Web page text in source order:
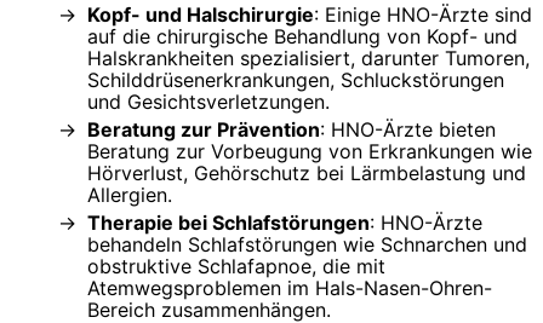
Kopf- und Halschirurgie: Einige HNO-Ärzte sind
auf die chirurgische Behandlung von Kopf- und
Halskrankheiten spezialisiert, darunter Tumoren,
Schilddrüsenerkrankungen, Schluckstörungen
und Gesichtsverletzungen.
Beratung zur Prävention: HNO-Ärzte bieten
Beratung zur Vorbeugung von Erkrankungen wie
Hörverlust, Gehörschutz bei Lärmbelastung und
Allergien.
Therapie bei Schlafstörungen: HNO-Ärzte
behandeln Schlafstörungen wie Schnarchen und
obstruktive Schlafapnoe, die mit
Atemwegsproblemen im Hals-Nasen-Ohren-
Bereich zusammenhängen.